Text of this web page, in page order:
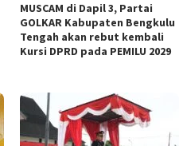
MUSCAM di Dapil 3, Partai
GOLKAR Kabupaten Bengkulu
Tengah akan rebut kembali
Kursi DPRD pada PEMILU 2029